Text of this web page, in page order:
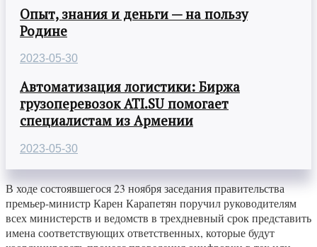
Опыт, знания и деньги — на пользу
Родине
2023-05-30
Автоматизация логистики: Биржа
грузоперевозок ATI.SU помогает
специалистам из Армении
2023-05-30
В ходе состоявшегося 23 ноября заседания правительства
премьер-министр Карен Карапетян поручил руководителям
всех министерств и ведомств в трехдневный срок представить
имена соответствующих ответственных, которые будут